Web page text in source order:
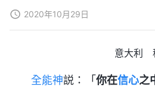
2020年10月29日
意大利
全能神説：「你在信心之